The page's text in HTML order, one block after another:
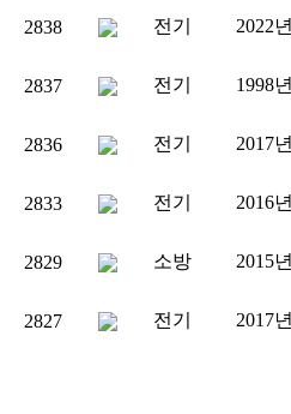
2838 전기 2022년
2837 전기 1998년
2836 전기 2017년
2833 전기 2016년
2829 소방 2015년
2827 전기 2017년